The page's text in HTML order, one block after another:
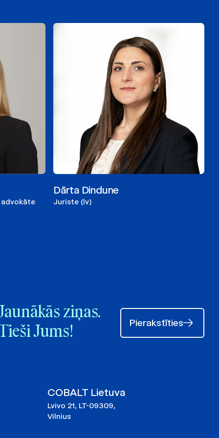
Dārta Dindune
Juriste (lv)
ziņas.
Jums!
Pierakstīties
COBALT Lietuva
Lvivo 21, LT-09309,
Vilnius